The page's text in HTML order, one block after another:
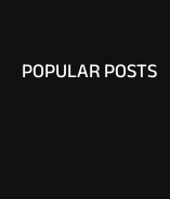
POPULAR POSTS